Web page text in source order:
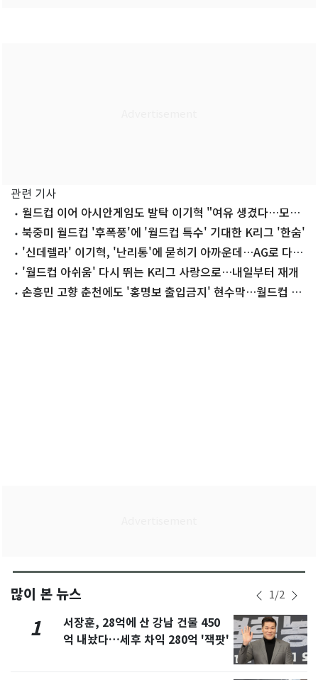
관련 기사
월드컵 이어 아시안게임도 발탁 이기혁 "여유 생겼다…모든
운 따라주는 해"
북중미 월드컵 '후폭풍'에 '월드컵 특수' 기대한 K리그 '한숨'
'신데렐라' 이기혁, '난리통'에 묻히기 아까운데…AG로 다시
'찬스'
'월드컵 아쉬움' 다시 뛰는 K리그 사랑으로…내일부터 재개
손흥민 고향 춘천에도 '홍명보 출입금지' 현수막…월드컵 참
많이 본 뉴스 1/2
1
서장훈, 28억에 산 강남 건물 450
억 내놨다…세후 차익 280억 '잭팟'